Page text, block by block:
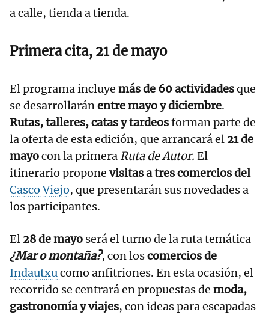
a calle, tienda a tienda.
Primera cita, 21 de mayo
El programa incluye más de 60 actividadesque
se desarrollaránentre mayo y diciembre.
Rutas, talleres, catas y tardeosforman parte de
la oferta de esta edición, que arrancará el 21 de
mayocon la primera Ruta de Autor. El
itinerario propone visitas a tres comercios del
Casco Viejo, que presentarán sus novedades a
los participantes.
El 28 de mayo será el turno de la ruta temática
¿Mar o montaña?, con loscomercios de
Indautxucomo anfitriones. En esta ocasión, el
recorrido se centrará en propuestas de moda,
gastronomía y viajes, con ideas para escapadas